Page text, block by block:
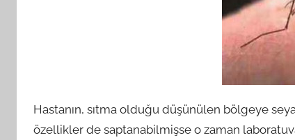
Hastanın, sıtma olduğu düşünülen bölgeye
özellikler de saptanabilmişse o zaman